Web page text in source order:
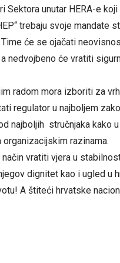
Sektora unutar HERA-e
trebaju svoje mandate
Time će se ojačati
a nedvojbeno će vratiti
radom mora izboriti za
regulator u najboljem
najboljih stručnjaka kako
organizacijskim razinama.
način vratiti vjera u
dignitet kao i ugled u
A štiteći hrvatske